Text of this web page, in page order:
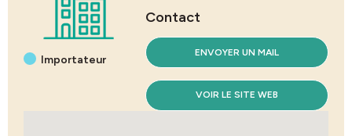
Importateur
Contact
ENVOYER UN MAIL
VOIR LE SITE WEB